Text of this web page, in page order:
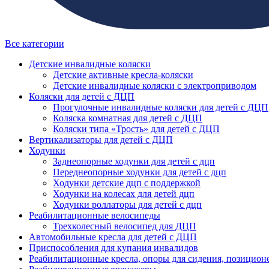
Все категории
Детские инвалидные коляски
Детские активные кресла-коляски
Детские инвалидные коляски с электроприводом
Коляски для детей с ДЦП
Прогулочные инвалидные коляски для детей с ДЦП
Коляска комнатная для детей с ДЦП
Коляски типа «Трость» для детей с ДЦП
Вертикализаторы для детей с ДЦП
Ходунки
Заднеопорные ходунки для детей с дцп
Переднеопорные ходунки для детей с дцп
Ходунки детские дцп с поддержкой
Ходунки на колесах для детей дцп
Ходунки роллаторы для детей с дцп
Реабилитационные велосипеды
Трехколесный велосипед для ДЦП
Автомобильные кресла для детей с ДЦП
Приспособления для купания инвалидов
Реабилитационные кресла, опоры для сидения,